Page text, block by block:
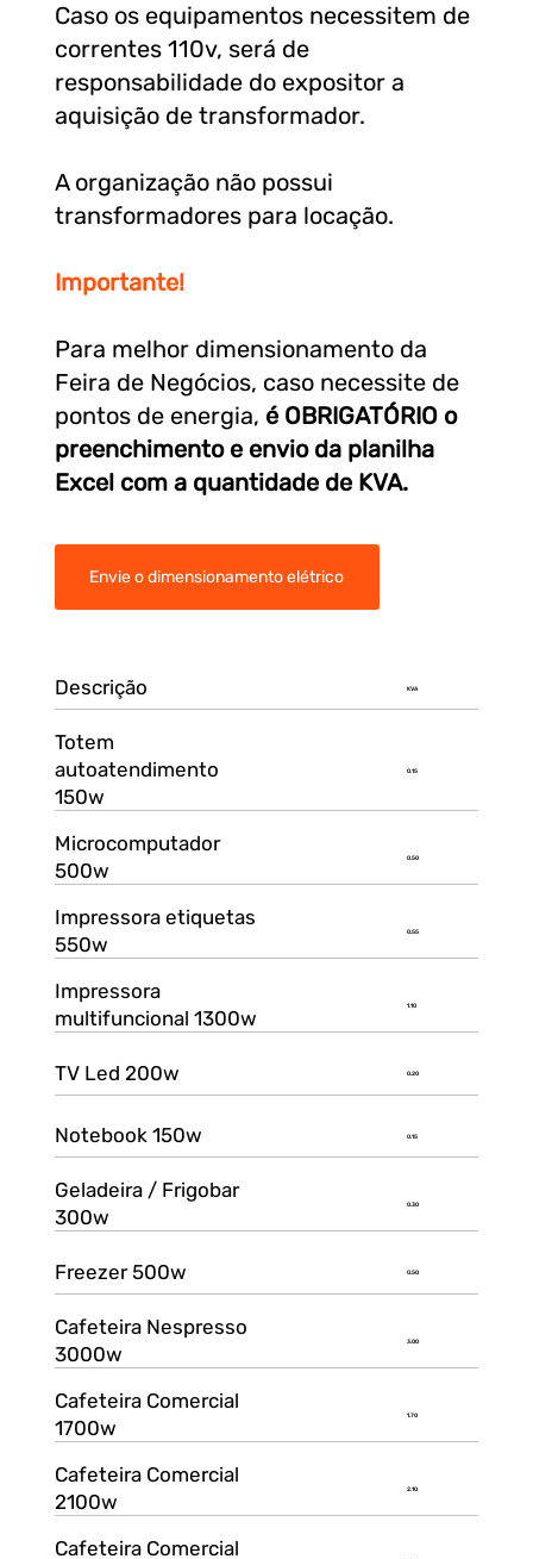
Caso os equipamentos necessitem de
correntes 110v, será de
responsabilidade do expositor a
aquisição de transformador.
A organização não possui
transformadores para locação.
Importante!
Para melhor dimensionamento da
Feira de Negócios, caso necessite de
pontos de energia, é OBRIGATÓRIO o
preenchimento e envio da planilha
Excel com a quantidade de KVA.
Envie o dimensionamento elétrico
Descrição KVA
Totem
autoatendimento
150w
0.15
Microcomputador
500w
0.50
Impressora etiquetas
550w
0.55
Impressora
multifuncional 1300w
1.10
TV Led 200w 0.20
Notebook 150w 0.15
Geladeira / Frigobar
300w
0.30
Freezer 500w 0.50
Cafeteira Nespresso
3000w
3.00
Cafeteira Comercial
1700w
1.70
Cafeteira Comercial
2100w
2.10
Cafeteira Comercial